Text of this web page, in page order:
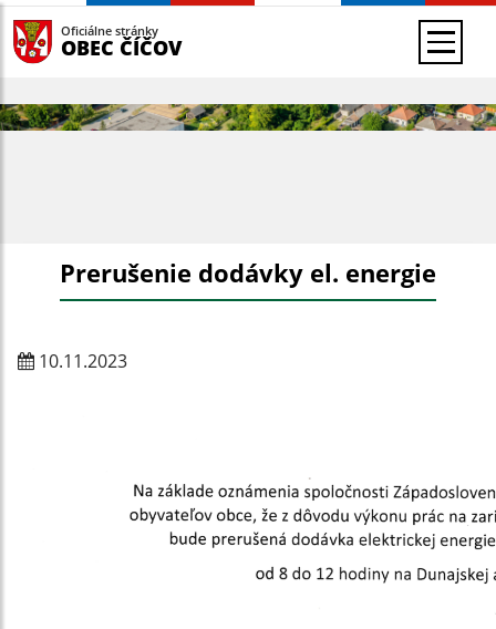
Oficiálne stránky
OBEC ČÍČOV
Prerušenie dodávky el. energie
10.11.2023